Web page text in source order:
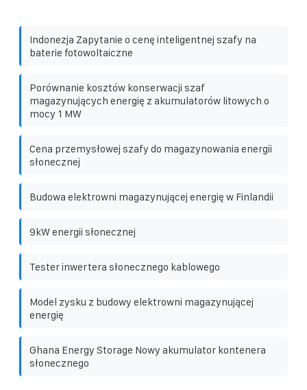
Indonezja Zapytanie o cenę inteligentnej szafy na
baterie fotowoltaiczne
Porównanie kosztów konserwacji szaf
magazynujących energię z akumulatorów litowych o
mocy 1 MW
Cena przemysłowej szafy do magazynowania energii
słonecznej
Budowa elektrowni magazynującej energię w Finlandii
9kW energii słonecznej
Tester inwertera słonecznego kablowego
Model zysku z budowy elektrowni magazynującej
energię
Ghana Energy Storage Nowy akumulator kontenera
słonecznego